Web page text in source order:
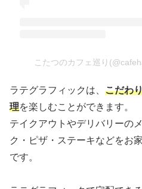
こたつのカフェ巡り
ラテグラフィックは、 こだわ
理を楽しむことができます。
テイクアウトやデリバリーの
ク・ピザ・ステーキなどをお
です。